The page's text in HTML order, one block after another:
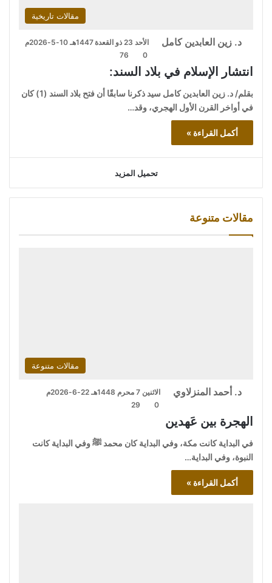
مقالات تاريخية
د. زين العابدين كامل
الأحد 23 ذو القعدة 1447هـ 10-5-2026م
0
76
انتشار الإسلام في بلاد السند:
بقلم/ د. زين العابدين كامل سيد ذكرنا سابقًا أن فتح بلاد السند (1) كان
في أواخر القرن الأول الهجري، وقد…
أكمل القراءة »
تحميل المزيد
مقالات متنوعة
مقالات متنوعة
د. أحمد المنزلاوي
الاثنين 7 محرم 1448هـ 22-6-2026م
0
29
الهجرة بين عَهدين
في البداية كانت مكة، وفي البداية كان محمد ﷺ وفي البداية كانت
النبوة، وفي البداية…
أكمل القراءة »